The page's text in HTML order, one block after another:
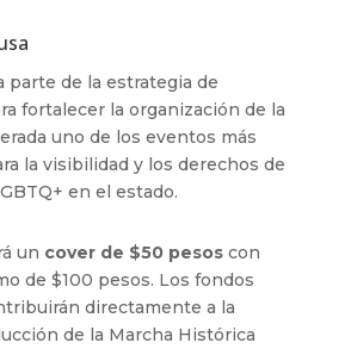
parte de la estrategia de
fortalecer la organización de la
uno de los eventos más
la visibilidad y los derechos de
en el estado.
un cover de $50 pesoscon
de $100 pesos. Los fondos
directamente a la
de la Marcha Histórica